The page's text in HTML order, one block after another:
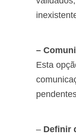
–
Esta
– Definir